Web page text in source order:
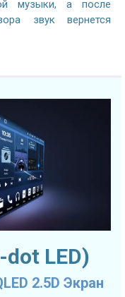
музыки, а после
звук вернется
dot LED)
2.5D Экран